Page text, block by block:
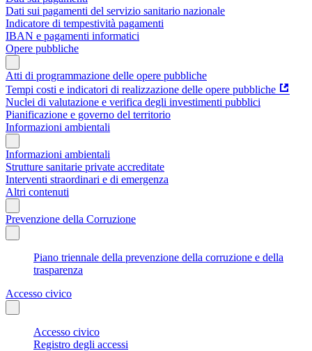
Dati sui pagamenti del servizio sanitario nazionale
Indicatore di tempestività pagamenti
IBAN e pagamenti informatici
Opere pubbliche
Atti di programmazione delle opere pubbliche
Tempi costi e indicatori di realizzazione delle opere pubbliche
Nuclei di valutazione e verifica degli investimenti pubblici
Pianificazione e governo del territorio
Informazioni ambientali
Informazioni ambientali
Strutture sanitarie private accreditate
Interventi straordinari e di emergenza
Altri contenuti
Prevenzione della Corruzione
Piano triennale della prevenzione della corruzione e della
trasparenza
Accesso civico
Accesso civico
Registro degli accessi